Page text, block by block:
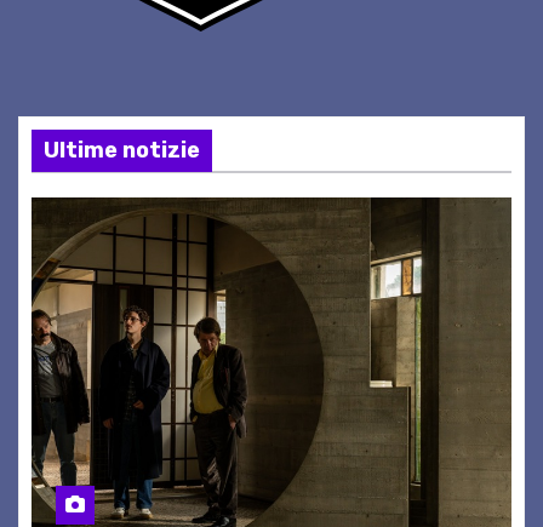
Ultime notizie